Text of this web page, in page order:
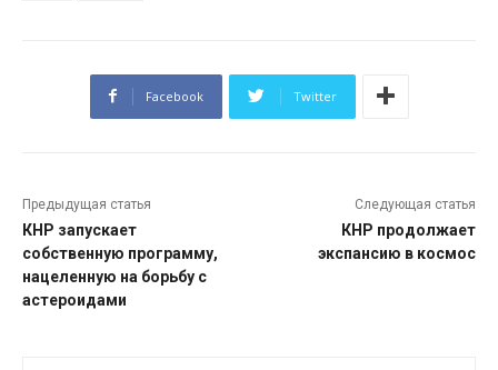
Facebook Twitter
Предыдущая статья
КНР запускает
собственную программу,
нацеленную на борьбу с
астероидами
Следующая статья
КНР продолжает
экспансию в космос